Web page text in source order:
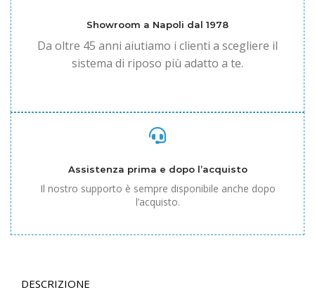
Showroom a Napoli dal 1978
Da oltre 45 anni aiutiamo i clienti a scegliere il
sistema di riposo più adatto a te.
Assistenza prima e dopo l’acquisto
Il nostro supporto è sempre disponibile anche dopo
l’acquisto.
DESCRIZIONE